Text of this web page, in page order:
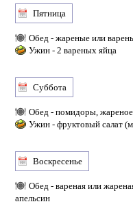
Пятница
Обед - жареные или
Ужин - 2 вареных яйца
Суббота
Обед - помидоры, жареное
Ужин - фруктовый салат
Воскресенье
Обед - вареная или
апельсин